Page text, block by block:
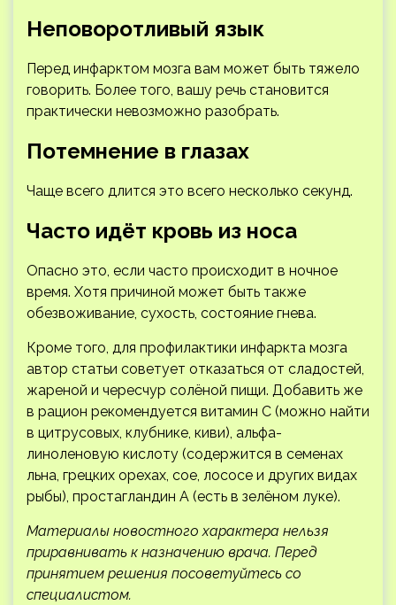
Неповоротливый язык
Перед инфарктом мозга вам может быть тяжело
говорить. Более того, вашу речь становится
практически невозможно разобрать.
Потемнение в глазах
Чаще всего длится это всего несколько секунд.
Часто идёт кровь из носа
Опасно это, если часто происходит в ночное
время. Хотя причиной может быть также
обезвоживание, сухость, состояние гнева.
Кроме того, для профилактики инфаркта мозга
автор статьи советует отказаться от сладостей,
жареной и чересчур солёной пищи. Добавить же
в рацион рекомендуется витамин С (можно найти
в цитрусовых, клубнике, киви), альфа-
линоленовую кислоту (содержится в семенах
льна, грецких орехах, сое, лососе и других видах
рыбы), простагландин А (есть в зелёном луке).
Материалы новостного характера нельзя
приравнивать к назначению врача. Перед
принятием решения посоветуйтесь со
специалистом.